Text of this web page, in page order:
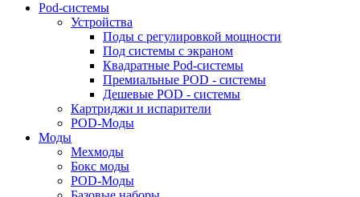
Pod-системы
Устройства
Поды с регулировкой мощности
Под системы с экраном
Квадратные Pod-системы
Премиальные POD - системы
Дешевые POD - системы
Картриджи и испарители
POD-Моды
Моды
Мехмоды
Бокс моды
POD-Моды